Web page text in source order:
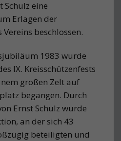
Schulz eine
Erlagen der
beschlossen.
1983 wurde
IX. Kreisschützenfests
großen Zelt auf
begangen. Durch
Ernst Schulz wurde
an der sich 43
beteiligten und